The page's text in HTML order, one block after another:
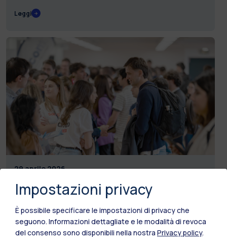
Leggi
29 aprile 2026
Career Day
12-13-14 maggio 2026
Impostazioni privacy
È possibile specificare le impostazioni di privacy che
seguono. Informazioni dettagliate e le modalità di revoca
del consenso sono disponibili nella nostra Privacy policy.